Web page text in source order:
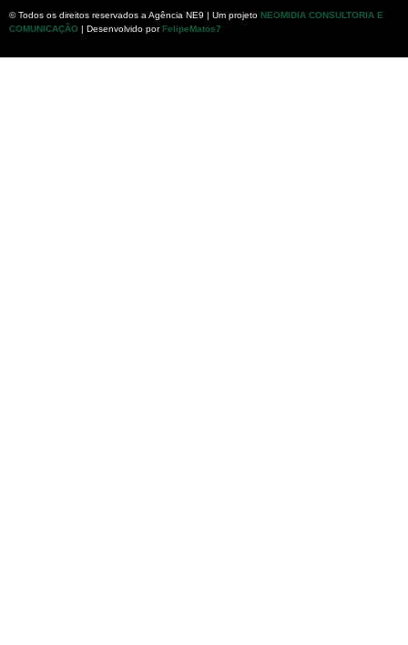
© Todos os direitos reservados a Agência NE9 | Um projeto NEOMIDIA CONSULTORIA E
COMUNICAÇÃO | Desenvolvido porFelipeMatos7